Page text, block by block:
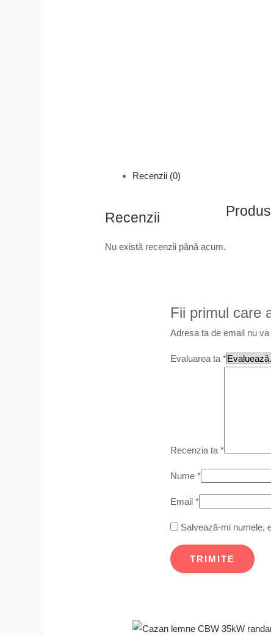
Recenzii (0)
Recenzii
Nu există recenzii până acum.
Fii primul care
Adresa ta de email nu va
Evaluarea ta *
Recenzia ta *
Nume *
Email *
Salvează-mi numele,